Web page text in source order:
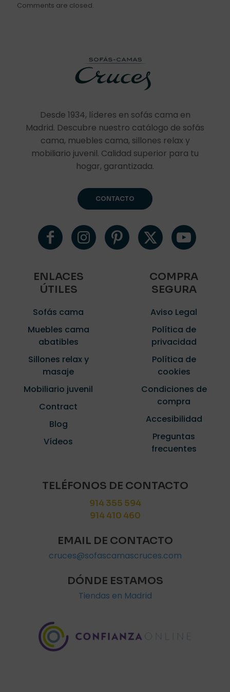
Comments are closed.
Desde 1934, líderes en sofás cama en
Madrid. Descubre nuestro catálogo de sofás
cama, muebles cama, sillones relax y
mobiliario juvenil. Calidad superior para tu
hogar, garantizada.
CONTACTO
ENLACES
ÚTILES
Sofás cama
Muebles cama
abatibles
Sillones relax y
masaje
Mobiliario juvenil
Contract
Blog
Vídeos
COMPRA
SEGURA
Aviso Legal
Política de
privacidad
Política de
cookies
Condiciones de
compra
Accesibilidad
Preguntas
frecuentes
TELÉFONOS DE CONTACTO
914 355 594
914 410 460
EMAIL DE CONTACTO
cruces@sofascamascruces.com
DÓNDE ESTAMOS
Tiendas en Madrid